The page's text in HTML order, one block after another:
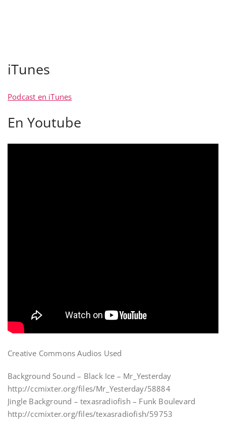
iTunes
Podcast en iTunes
En Youtube
Creative Commons Audios Used
Background Sound – Black Ice – Mr_Yesterday
http://ccmixter.org/files/Mr_Yesterday/58884
Jingle Background – texasradiofish – Funk Boulevard
http://ccmixter.org/files/texasradiofish/59753